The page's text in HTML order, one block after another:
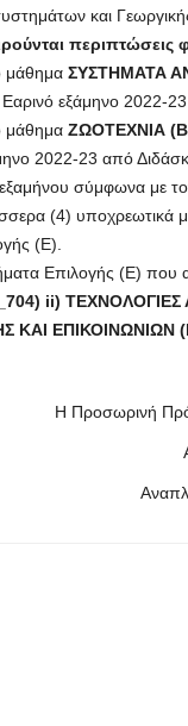
και
μάθημα ΣΥΣΤΗΜΑΤΑ
Εαρινό εξάμηνο
μάθημα ΖΩΟΤΕΧΝΙΑ
2022-23 από
εξαμήνου σύμφωνα με
(4) υποχρεωτικά
(Ε).
Επιλογής (Ε) που
ii) ΤΕΧΝΟΛΟΓΙΕΣ
ΚΑΙ ΕΠΙΚΟΙΝΩΝΙΩΝ
Η Προσωρινή